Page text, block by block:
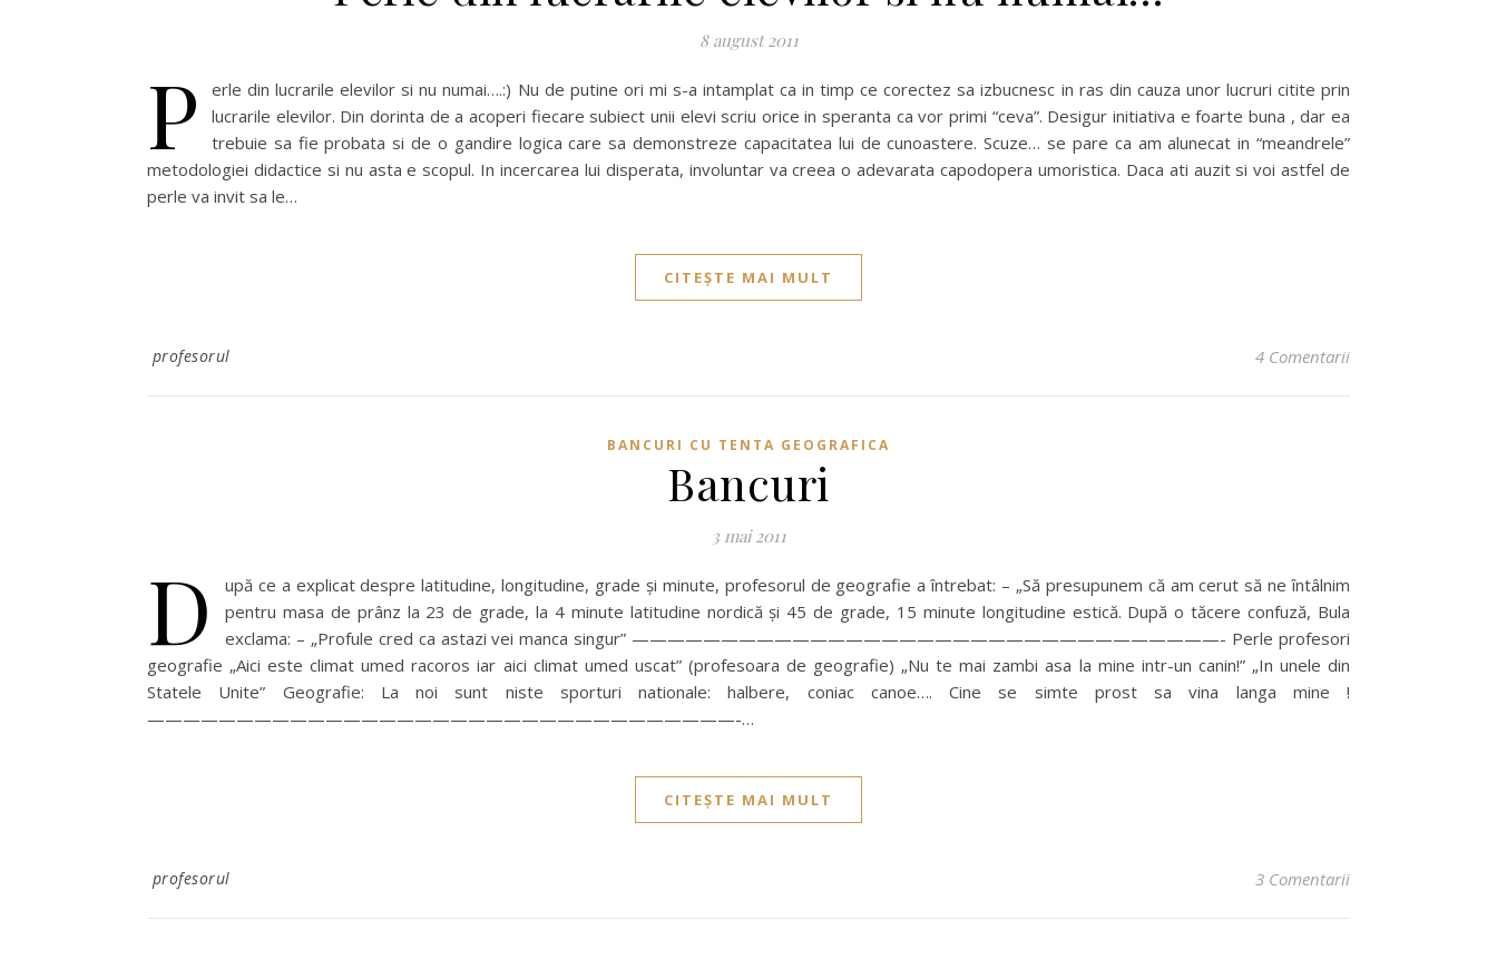
8 august 2011
P
erle din lucrarile elevilor si nu numai….:) Nu de putine ori mi s-a intamplat ca in timp ce corectez sa izbucnesc in ras din cauza unor lucruri citite prin
lucrarile elevilor. Din dorinta de a acoperi fiecare subiect unii elevi scriu orice in speranta ca vor primi “ceva”. Desigur initiativa e foarte buna , dar ea
trebuie sa fie probata si de o gandire logica care sa demonstreze capacitatea lui de cunoastere. Scuze… se pare ca am alunecat in “meandrele”
metodologiei didactice si nu asta e scopul. In incercarea lui disperata, involuntar va creea o adevarata capodopera umoristica. Daca ati auzit si voi astfel de
perle va invit sa le…
CITEȘTE MAI MULT
profesorul 4 Comentarii
BANCURI CU TENTA GEOGRAFICA
Bancuri
3 mai 2011
D
upă ce a explicat despre latitudine, longitudine, grade şi minute, profesorul de geografie a întrebat: – „Să presupunem că am cerut să ne întâlnim
pentru masa de prânz la 23 de grade, la 4 minute latitudine nordică şi 45 de grade, 15 minute longitudine estică. După o tăcere confuză, Bula
exclama: – „Profule cred ca astazi vei manca singur” —————————————————————————————————- Perle profesori
geografie „Aici este climat umed racoros iar aici climat umed uscat” (profesoara de geografie) „Nu te mai zambi asa la mine intr-un canin!” „In unele din
Statele Unite” Geografie: La noi sunt niste sporturi nationale: halbere, coniac canoe…. Cine se simte prost sa vina langa mine !
—————————————————————————————————-…
CITEȘTE MAI MULT
profesorul 3 Comentarii